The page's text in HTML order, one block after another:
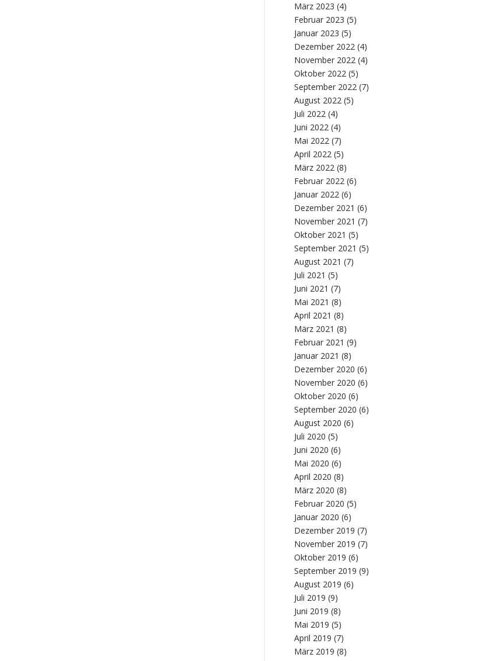
März 2023 (4)
Februar 2023 (5)
Januar 2023 (5)
Dezember 2022 (4)
November 2022 (4)
Oktober 2022 (5)
September 2022 (7)
August 2022 (5)
Juli 2022 (4)
Juni 2022 (4)
Mai 2022 (7)
April 2022 (5)
März 2022 (8)
Februar 2022 (6)
Januar 2022 (6)
Dezember 2021 (6)
November 2021 (7)
Oktober 2021 (5)
September 2021 (5)
August 2021 (7)
Juli 2021 (5)
Juni 2021 (7)
Mai 2021 (8)
April 2021 (8)
März 2021 (8)
Februar 2021 (9)
Januar 2021 (8)
Dezember 2020 (6)
November 2020 (6)
Oktober 2020 (6)
September 2020 (6)
August 2020 (6)
Juli 2020 (5)
Juni 2020 (6)
Mai 2020 (6)
April 2020 (8)
März 2020 (8)
Februar 2020 (5)
Januar 2020 (6)
Dezember 2019 (7)
November 2019 (7)
Oktober 2019 (6)
September 2019 (9)
August 2019 (6)
Juli 2019 (9)
Juni 2019 (8)
Mai 2019 (5)
April 2019 (7)
März 2019 (8)